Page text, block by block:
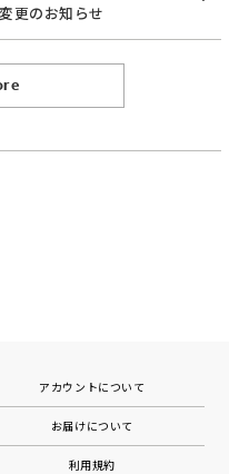
更のお知らせ
アカウントについて
お届けについて
利用規約